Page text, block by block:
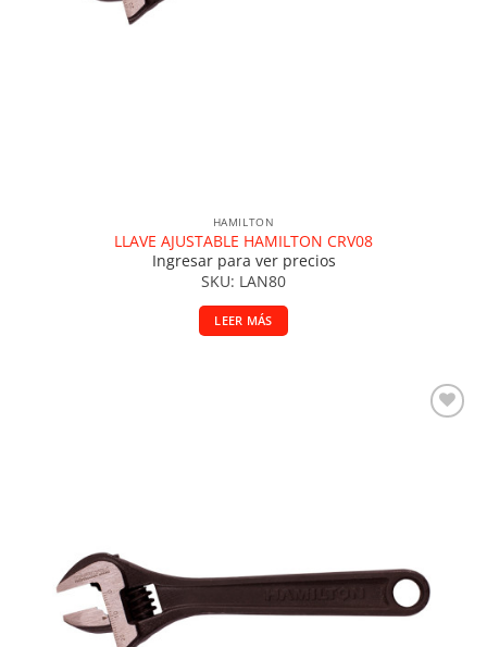
HAMILTON
LLAVE AJUSTABLE HAMILTON CRV08
Ingresar para ver precios
SKU: LAN80
LEER MÁS